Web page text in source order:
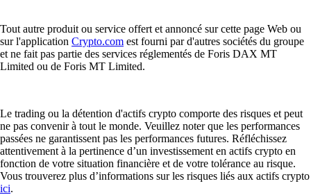
Tout autre produit ou service offert et annoncé sur cette page Web ou
sur l'application Crypto.com est fourni par d'autres sociétés du groupe
et ne fait pas partie des services réglementés de Foris DAX MT
Limited ou de Foris MT Limited.
Le trading ou la détention d'actifs crypto comporte des risques et peut
ne pas convenir à tout le monde. Veuillez noter que les performances
passées ne garantissent pas les performances futures. Réfléchissez
attentivement à la pertinence d’un investissement en actifs crypto en
fonction de votre situation financière et de votre tolérance au risque.
Vous trouverez plus d’informations sur les risques liés aux actifs crypto
ici.